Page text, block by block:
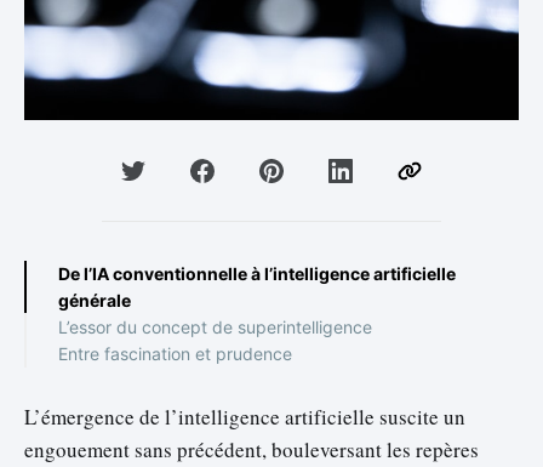
De l’IA conventionnelle à l’intelligence artificielle
générale
L’essor du concept de superintelligence
Entre fascination et prudence
L’émergence de l’intelligence artificielle suscite un
engouement sans précédent, bouleversant les repères